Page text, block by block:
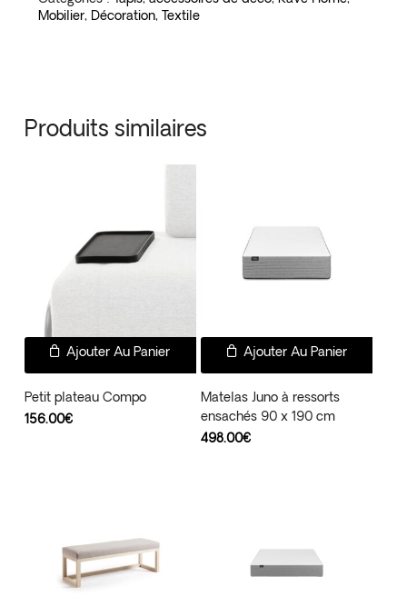
Mobilier, Décoration, Textile
Produits similaires
Ajouter Au Panier
Petit plateau Compo
156.00€
Ajouter Au Panier
Matelas Juno à ressorts
ensachés 90 x 190 cm
498.00€